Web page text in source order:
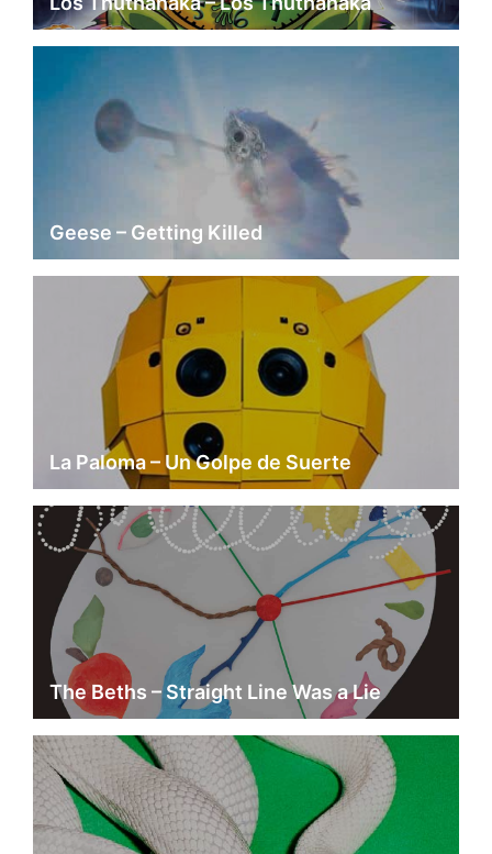
Geese – Getting Killed
La Paloma – Un Golpe de Suerte
The Beths – Straight Line Was a Lie